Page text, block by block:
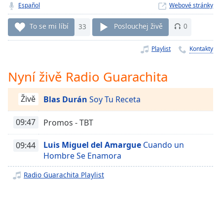
Playback
Chapters
Descriptions
descriptions
off,
selected
subtitles
Español Webové stránky
To se mi líbí 33 Poslouchej živě 0
Playlist Kontakty
Nyní živě Radio Guarachita
Živě Blas Durán Soy Tu Receta
09:47 Promos - TBT
09:44 Luis Miguel del Amargue Cuando un
Hombre Se Enamora
Radio Guarachita Playlist